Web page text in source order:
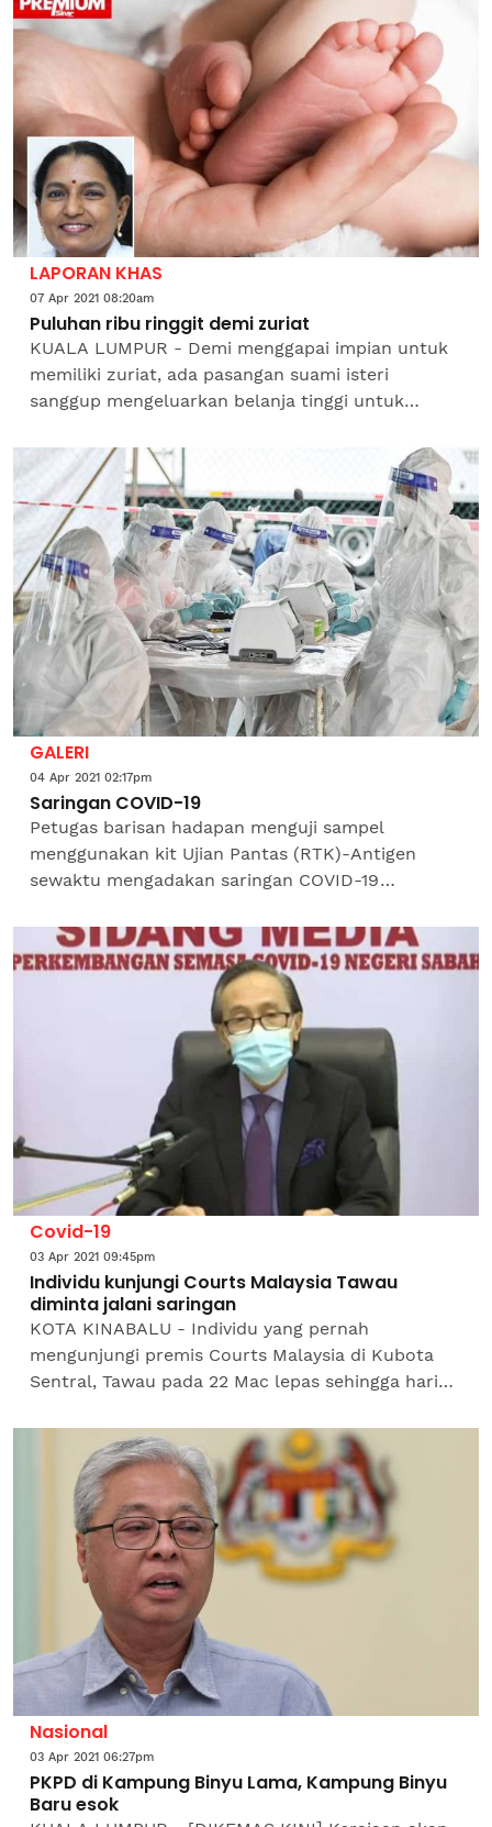
LAPORAN KHAS
07 Apr 2021 08:20am
Puluhan ribu ringgit demi zuriat
KUALA LUMPUR - Demi menggapai impian untuk
memiliki zuriat, ada pasangan suami isteri
sanggup mengeluarkan belanja tinggi untuk
yang mencecah puluhan...
GALERI
04 Apr 2021 02:17pm
Saringan COVID-19
Petugas barisan hadapan menguji sampel
menggunakan kit Ujian Pantas (RTK)-Antigen
sewaktu mengadakan saringan COVID-19
Ampang ketika tinjauan di Dewan Majlis...
Covid-19
03 Apr 2021 09:45pm
Individu kunjungi Courts Malaysia Tawau
diminta jalani saringan
KOTA KINABALU - Individu yang pernah
mengunjungi premis Courts Malaysia di Kubota
Sentral, Tawau pada 22 Mac lepas sehingga hari
untuk menjalani...
Nasional
03 Apr 2021 06:27pm
PKPD di Kampung Binyu Lama, Kampung Binyu
Baru esok